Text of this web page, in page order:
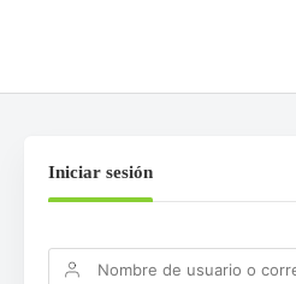
Iniciar sesión